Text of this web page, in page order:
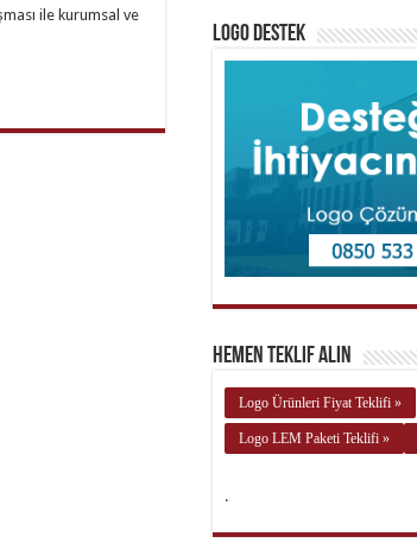
ile kurumsal ve
Logo Destek
Hemen Teklif Alın
Logo Ürünleri Fiyat Teklifi »
Logo LEM Paketi Teklifi »
.